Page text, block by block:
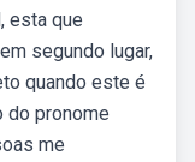
esta que
segundo lugar,
quando este é
do pronome
me